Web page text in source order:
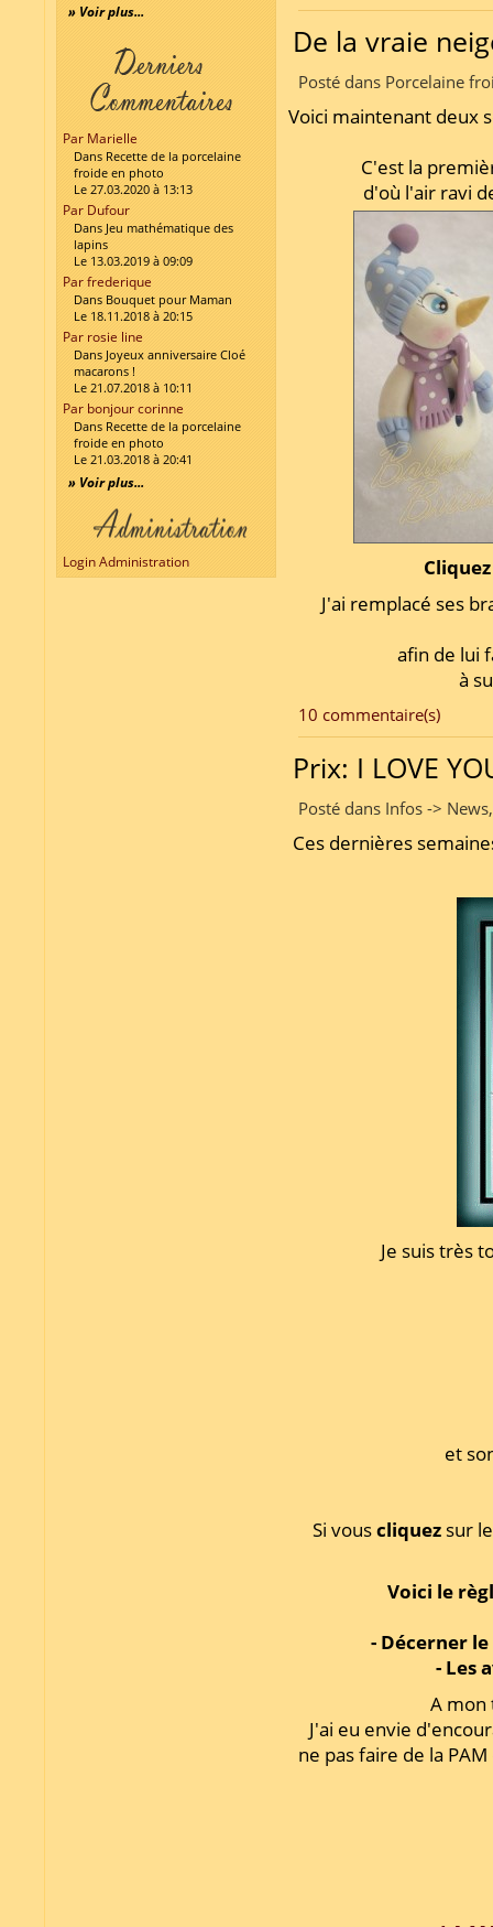
» Voir plus...
Par Marielle
Dans Recette de la porcelaine
froide en photo
Le 27.03.2020 à 13:13
Par Dufour
Dans Jeu mathématique des
lapins
Le 13.03.2019 à 09:09
Par frederique
Dans Bouquet pour Maman
Le 18.11.2018 à 20:15
Par rosie line
Dans Joyeux anniversaire Cloé
macarons !
Le 21.07.2018 à 10:11
Par bonjour corinne
Dans Recette de la porcelaine
froide en photo
Le 21.03.2018 à 20:41
» Voir plus...
Login Administration
De la vraie
Posté dans Porcelaine
Voici maintenant deux
C'est la
d'où l'air ravi
Cliquez
J'ai remplacé ses
afin de lui
à
10 commentaire(s)
Prix: I LOVE
Posté dans Infos ->
Ces dernières
Je suis très
et
Si vouscliquezsur
Voici le
- Décerner
- Les
A mon
J'ai eu envie
ne pas faire de la